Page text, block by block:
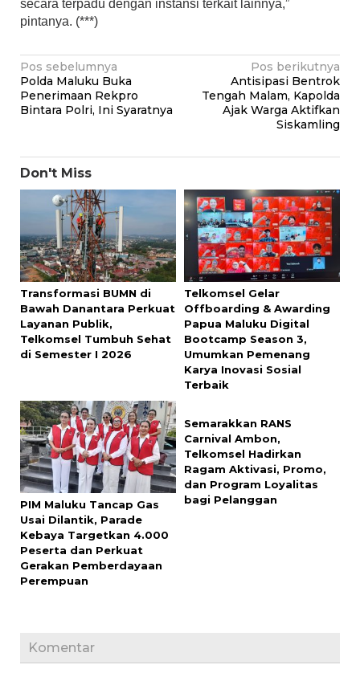
secara terpadu dengan instansi terkait lainnya,”
pintanya. (***)
Navigasi
pos
Pos sebelumnya
Polda Maluku Buka
Penerimaan Rekpro
Bintara Polri, Ini Syaratnya
Pos berikutnya
Antisipasi Bentrok
Tengah Malam, Kapolda
Ajak Warga Aktifkan
Siskamling
Don't Miss
Transformasi BUMN di
Bawah Danantara Perkuat
Layanan Publik,
Telkomsel Tumbuh Sehat
di Semester I 2026
Telkomsel Gelar
Offboarding & Awarding
Papua Maluku Digital
Bootcamp Season 3,
Umumkan Pemenang
Karya Inovasi Sosial
Terbaik
PIM Maluku Tancap Gas
Usai Dilantik, Parade
Kebaya Targetkan 4.000
Peserta dan Perkuat
Gerakan Pemberdayaan
Perempuan
Semarakkan RANS
Carnival Ambon,
Telkomsel Hadirkan
Ragam Aktivasi, Promo,
dan Program Loyalitas
bagi Pelanggan
Komentar